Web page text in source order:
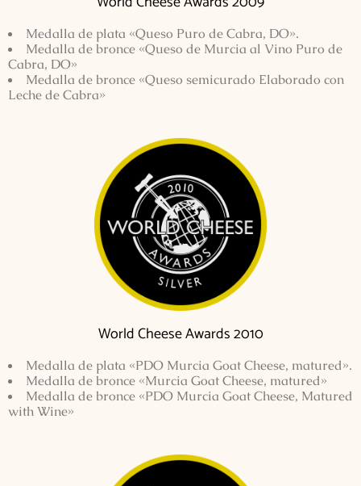
Medalla de plata «Queso Puro de Cabra, DO».
Medalla de bronce «Queso de Murcia al Vino Puro de
Cabra, DO»
Medalla de bronce «Queso semicurado Elaborado con
Leche de Cabra»
World Cheese Awards 2010
Medalla de plata «PDO Murcia Goat Cheese, matured».
Medalla de bronce «Murcia Goat Cheese, matured»
Medalla de bronce «PDO Murcia Goat Cheese, Matured
with Wine»